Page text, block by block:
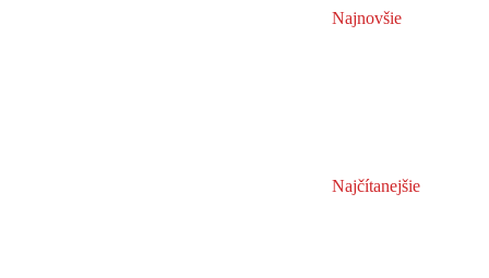
Najnovšie
Najčítanejšie